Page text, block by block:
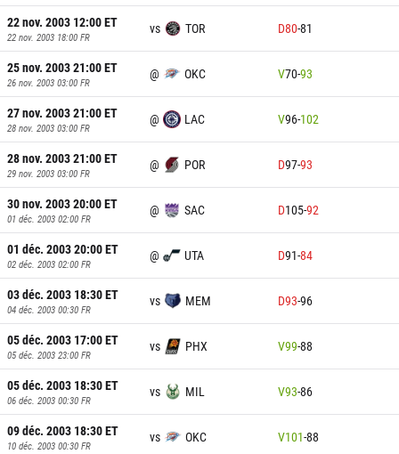
22 nov. 2003 12:00ET
22 nov. 2003 18:00 FR
vs TOR D80-81
25 nov. 2003 21:00ET
26 nov. 2003 03:00 FR
@ OKC V70-93
27 nov. 2003 21:00ET
28 nov. 2003 03:00 FR
@ LAC V96-102
28 nov. 2003 21:00ET
29 nov. 2003 03:00 FR
@ POR D97-93
30 nov. 2003 20:00ET
01 déc. 2003 02:00 FR
@ SAC D105-92
01 déc. 2003 20:00ET
02 déc. 2003 02:00 FR
@ UTA D91-84
03 déc. 2003 18:30ET
04 déc. 2003 00:30 FR
vs MEM D93-96
05 déc. 2003 17:00ET
05 déc. 2003 23:00 FR
vs PHX V99-88
05 déc. 2003 18:30ET
06 déc. 2003 00:30 FR
vs MIL V93-86
09 déc. 2003 18:30ET
10 déc. 2003 00:30 FR
vs OKC V101-88